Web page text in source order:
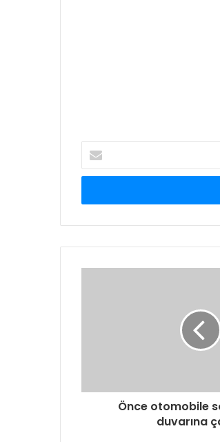
Posta
adresinizi
Önce otomobile
duvarına